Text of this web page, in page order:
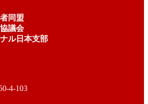
同盟
議会
ル日本支部
4-103